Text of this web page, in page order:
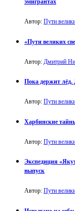
эмигрантах
Автор: Пути
«Пути великих
Автор: Дмитрий
Пока держит лёд.
Автор: Пути
Харбинские
Автор: Пути
Экспедиция
выпуск
Автор: Пути